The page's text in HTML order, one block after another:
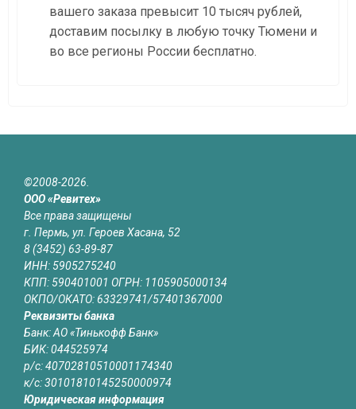
вашего заказа превысит 10 тысяч рублей,
доставим посылку в любую точку Тюмени и
во все регионы России бесплатно.
©2008-2026.
ООО «Ревитех»
Все права защищены
г. Пермь, ул. Героев Хасана, 52
8 (3452) 63-89-87
ИНН: 5905275240
КПП: 590401001 ОГРН: 1105905000134
ОКПО/ОКАТО: 63329741/57401367000
Реквизиты банка
Банк: АО «Тинькофф Банк»
БИК: 044525974
р/с: 40702810510001174340
к/с: 30101810145250000974
Юридическая информация